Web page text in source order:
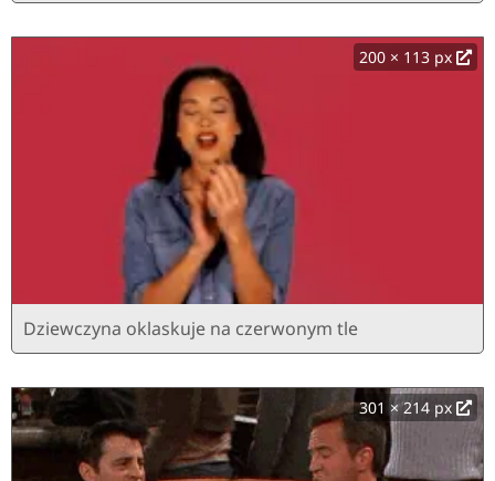
200 × 113 px
Dziewczyna oklaskuje na czerwonym tle
301 × 214 px